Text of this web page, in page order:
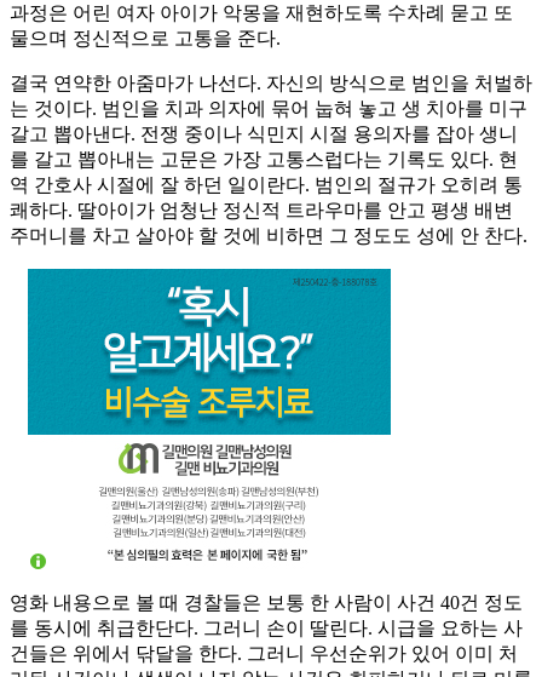
과정은 어린 여자 아이가 악몽을 재현하도록 수차례 묻고 또
물으며 정신적으로 고통을 준다.
결국 연약한 아줌마가 나선다. 자신의 방식으로 범인을 처벌하
는 것이다. 범인을 치과 의자에 묶어 눕혀 놓고 생 치아를 미구
갈고 뽑아낸다. 전쟁 중이나 식민지 시절 용의자를 잡아 생니
를 갈고 뽑아내는 고문은 가장 고통스럽다는 기록도 있다. 현
역 간호사 시절에 잘 하던 일이란다. 범인의 절규가 오히려 통
쾌하다. 딸아이가 엄청난 정신적 트라우마를 안고 평생 배변
주머니를 차고 살아야 할 것에 비하면 그 정도도 성에 안 찬다.
영화 내용으로 볼 때 경찰들은 보통 한 사람이 사건 40건 정도
를 동시에 취급한단다. 그러니 손이 딸린다. 시급을 요하는 사
건들은 위에서 닦달을 한다. 그러니 우선순위가 있어 이미 처